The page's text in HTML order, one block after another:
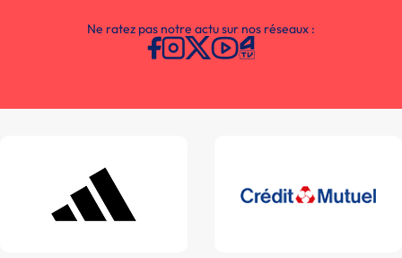
Ne ratez pas notre actu sur nos réseaux :